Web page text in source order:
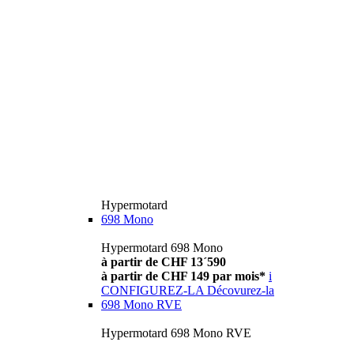
Hypermotard
698 Mono
Hypermotard 698 Mono
à partir de CHF 13´590
à partir de CHF 149 par mois* i
CONFIGUREZ-LA Décovurez-la
698 Mono RVE
Hypermotard 698 Mono RVE